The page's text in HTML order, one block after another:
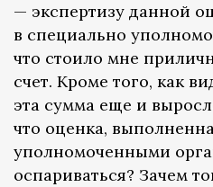
— экспертизу данной
в специально
что стоило мне
счет. Кроме того, как
эта сумма еще и
что оценка,
уполномоченными
оспариваться? Зачем